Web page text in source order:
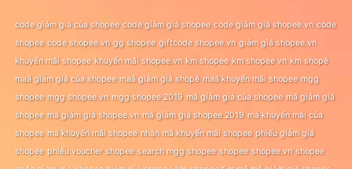
code giảm giá của shopee code giảm giá shopee code giảm giá shopee.vn code
shopee code shopee.vn gg shopee giftcode shopee.vn giảm giá shopee.vn
khuyến mãi shopee khuyến mãi shopee.vn km shopee km shopee vn km shopê
maã giảm giá của shopee maã giảm giá shopê maã khuyến mãi shopee mgg
shopee mgg shopee.vn mgg shopee 2019 mã giảm giá của shopee mã giảm giá
shopee mã giảm giá shopee.vn mã giảm giá shopee 2019 mã khuyến mãi của
shopee mã khuyến mãi shopee nhận mã khuyến mãi shopee phiếu giảm giá
shopee phiếu voucher shopee search mgg shopee shopee shopee.vn shopee